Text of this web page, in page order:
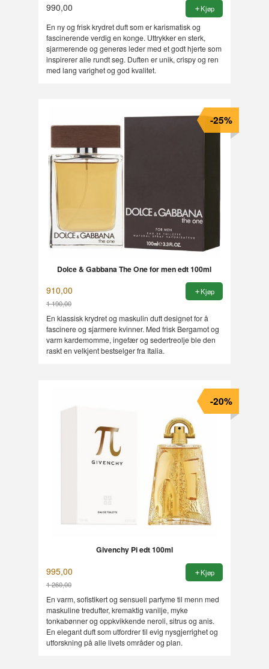
990,00 Kjøp
En ny og frisk krydret duft som er karismatisk og
fascinerende verdig en konge. Uttrykker en sterk,
sjarmerende og generøs leder med et godt hjerte som
inspirerer alle rundt seg. Duften er unik, crispy og ren
med lang varighet og god kvalitet.
Dolce & Gabbana The One for men edt 100ml
910,00
1 190,00
Rabatt
-25%
Kjøp
En klassisk krydret og maskulin duft designet for å
fascinere og sjarmere kvinner. Med frisk Bergamot og
varm kardemomme, ingefær og sedertreolje ble den
raskt en velkjent bestselger fra Italia.
Givenchy Pi edt 100ml
995,00
1 260,00
Rabatt
-20%
Kjøp
En varm, sofistikert og sensuell parfyme til menn med
maskuline tredufter, kremaktig vanilje, myke
tonkabønner og oppkvikkende neroli, sitrus og anis.
En elegant duft som utfordrer til evig nysgjerrighet og
utforskning på alle livets områder og plan.